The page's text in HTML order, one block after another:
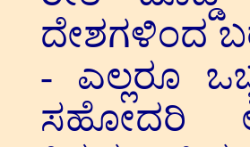
ದೇಶಗಳಿಂದ
- ಎಲ್ಲರೂ
ಸಹೋದರಿ